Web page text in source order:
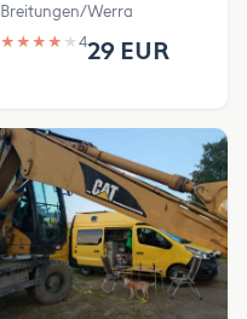
Breitungen/Werra
★ ★ ★ ★ ★ 429 EUR